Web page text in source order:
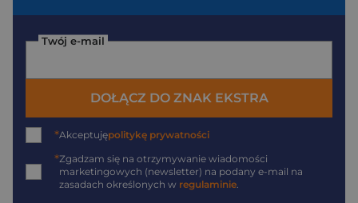
Twój e-mail
DOŁĄCZ DO ZNAK EKSTRA
*Akceptujępolitykę prywatności
*Zgadzam się na otrzymywanie wiadomości
marketingowych (newsletter) na podany e-mail na
zasadach określonych w regulaminie.